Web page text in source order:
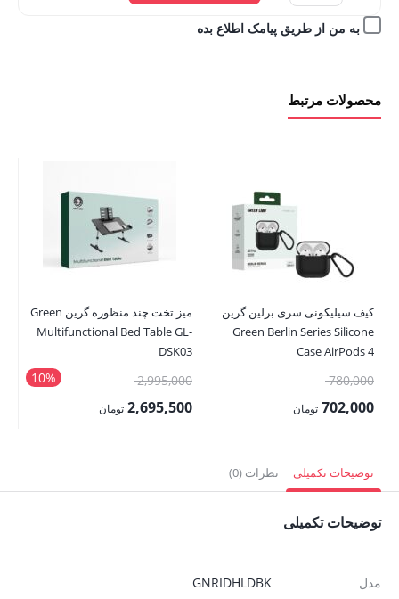
به من از طریق پیامک اطلاع بده
محصولات مرتبط
کیف سیلیکونی سری برلین گرین
Green Berlin Series Silicone
Case AirPods 4
780,000قیمت
اصلی:702,000 تومان
702,000 تومان.
میز تخت چند منظوره گرین Green
Multifunctional Bed Table GL-
DSK03
10% 2,995,000قیمت
اصلی:2,695,500 تومان
توضیحات تکمیلی نظرات (0)
توضیحات تکمیلی
مدل GNRIDHLDBK